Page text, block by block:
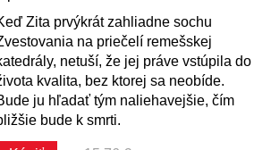
Zita prvýkrát zahliadne sochu
na priečelí remešskej
netuší, že jej práve vstúpila do
kvalita, bez ktorej sa neobíde.
ju hľadať tým naliehavejšie, čím
bude k smrti.